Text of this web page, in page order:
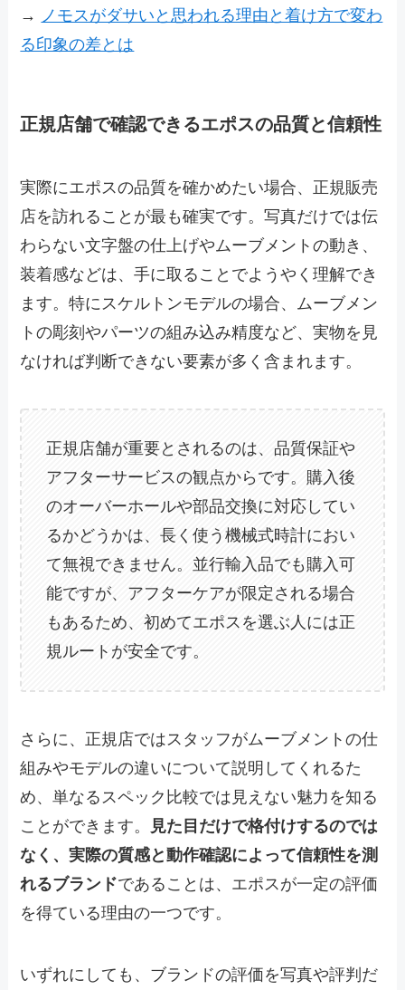
→ ノモスがダサいと思われる理由と着け方で変わ
る印象の差とは
正規店舗で確認できるエポスの品質と信頼性
実際にエポスの品質を確かめたい場合、正規販売
店を訪れることが最も確実です。写真だけでは伝
わらない文字盤の仕上げやムーブメントの動き、
装着感などは、手に取ることでようやく理解でき
ます。特にスケルトンモデルの場合、ムーブメン
トの彫刻やパーツの組み込み精度など、実物を見
なければ判断できない要素が多く含まれます。
正規店舗が重要とされるのは、品質保証や
アフターサービスの観点からです。購入後
のオーバーホールや部品交換に対応してい
るかどうかは、長く使う機械式時計におい
て無視できません。並行輸入品でも購入可
能ですが、アフターケアが限定される場合
もあるため、初めてエポスを選ぶ人には正
規ルートが安全です。
さらに、正規店ではスタッフがムーブメントの仕
組みやモデルの違いについて説明してくれるた
め、単なるスペック比較では見えない魅力を知る
ことができます。
見た目だけで格付けするのでは
なく、実際の質感と動作確認によって信頼性を測
れるブランドであることは、エポスが一定の評価
を得ている理由の一つです。
いずれにしても、ブランドの評価を写真や評判だ